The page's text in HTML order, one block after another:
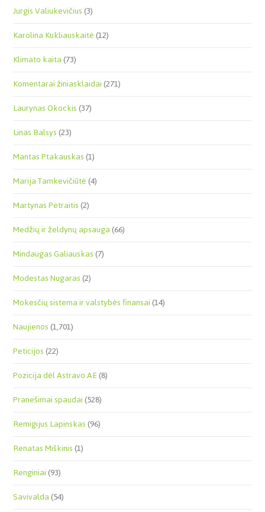
Jurgis Valiukevičius(3)
Karolina Kukliauskaitė(12)
Klimato kaita(73)
Komentarai žiniasklaidai(271)
Laurynas Okockis(37)
Linas Balsys(23)
Mantas Ptakauskas(1)
Marija Tamkevičiūtė(4)
Martynas Petraitis(2)
Medžių ir želdynų apsauga(66)
Mindaugas Galiauskas(7)
Modestas Nugaras(2)
Mokesčių sistema ir valstybės finansai(14)
Naujienos(1,701)
Peticijos(22)
Pozicija dėl Astravo AE(8)
Pranešimai spaudai(528)
Remigijus Lapinskas(96)
Renatas Miškinis(1)
Renginiai(93)
Savivalda(54)